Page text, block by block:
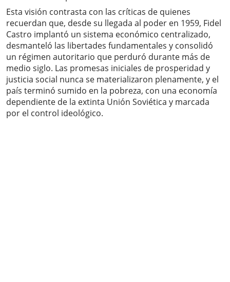
Esta visión contrasta con las críticas de quienes
recuerdan que, desde su llegada al poder en 1959, Fidel
Castro implantó un sistema económico centralizado,
desmanteló las libertades fundamentales y consolidó
un régimen autoritario que perduró durante más de
medio siglo. Las promesas iniciales de prosperidad y
justicia social nunca se materializaron plenamente, y el
país terminó sumido en la pobreza, con una economía
dependiente de la extinta Unión Soviética y marcada
por el control ideológico.